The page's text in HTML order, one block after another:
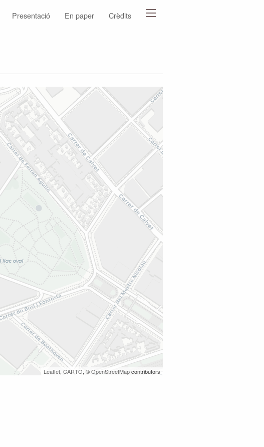
Presentació En paper Crèdits
Leaflet, CARTO, ©OpenStreetMapcontributors